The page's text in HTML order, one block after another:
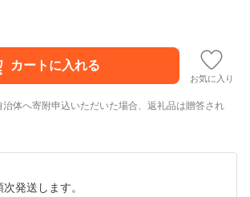
お気に入り
体へ寄附申込いただいた場合、返礼品は贈答され
発送します。